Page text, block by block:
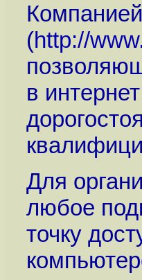
(http://
в
Для
любое
точку